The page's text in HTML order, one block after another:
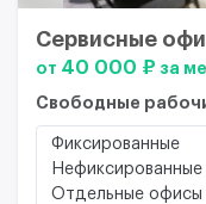
Сервисные
от 40 000 ₽ за
Свободные
Фиксированные
Нефиксированные
Отдельные офисы